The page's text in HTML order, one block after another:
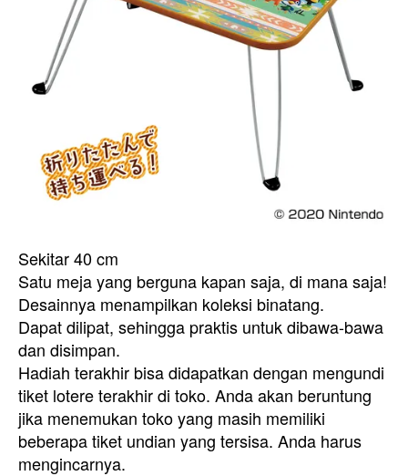
Sekitar 40 cm
Satu meja yang berguna kapan saja, di mana saja!
Desainnya menampilkan koleksi binatang.
Dapat dilipat, sehingga praktis untuk dibawa-bawa
dan disimpan.
Hadiah terakhir bisa didapatkan dengan mengundi
tiket lotere terakhir di toko. Anda akan beruntung
jika menemukan toko yang masih memiliki
beberapa tiket undian yang tersisa. Anda harus
mengincarnya.